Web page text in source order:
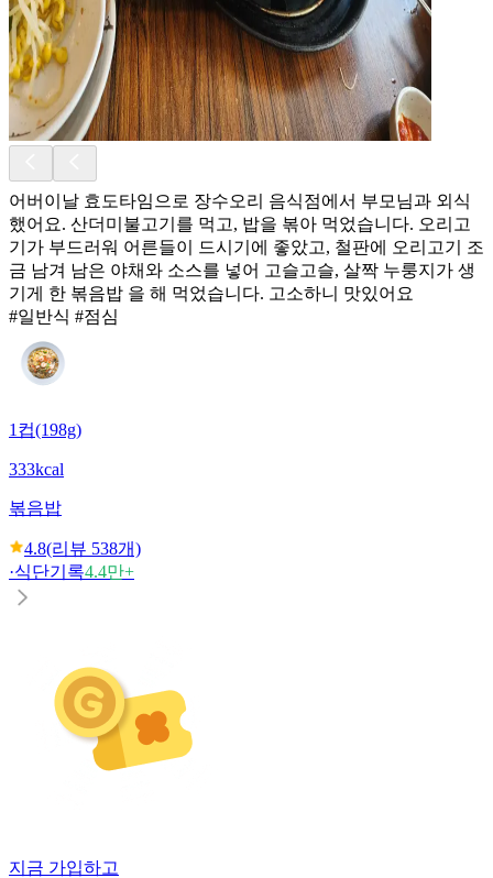
어버이날 효도타임으로 장수오리 음식점에서 부모님과 외식
했어요. 산더미불고기를 먹고, 밥을 볶아 먹었습니다. 오리고
기가 부드러워 어른들이 드시기에 좋았고, 철판에 오리고기 조
금 남겨 남은 야채와 소스를 넣어 고슬고슬, 살짝 누룽지가 생
기게 한 볶음밥 을 해 먹었습니다. 고소하니 맛있어요
#일반식 #점심
1컵(198g)
333kcal
볶음밥
4.8(리뷰 538개)
·식단기록4.4만+
지금 가입하고